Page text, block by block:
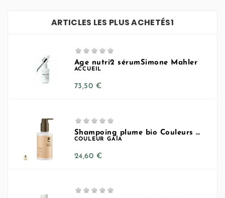
ARTICLES LES PLUS ACHETÉS1
    
Age nutri2 sérumSimone Mahler
ACCUEIL
73,50 €Prix
    
Shampoing plume bio Couleurs Gaia
COULEUR GAÏA
24,60 €
    